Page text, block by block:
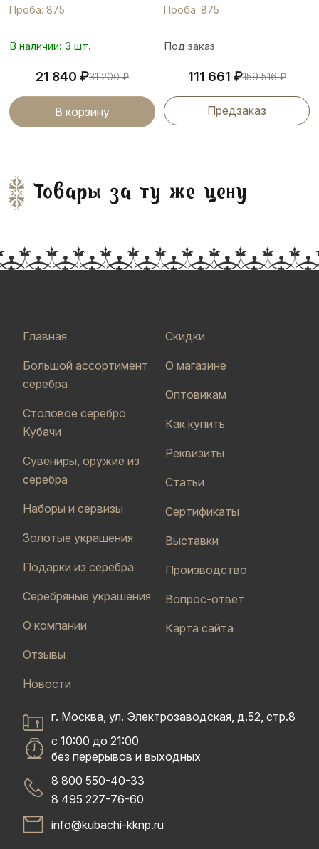
Проба: 875
В наличии: 3 шт.
21 840 ₽31 200₽
В корзину
Проба: 875
Под заказ
111 661 ₽159 516₽
Предзаказ
Товары за ту же цену
Главная
Большой ассортимент
серебра
Столовое серебро
Кубачи
Сувениры, оружие из
серебра
Наборы и сервизы
Золотые украшения
Подарки из серебра
Серебряные украшения
О компании
Отзывы
Новости
Скидки
О магазине
Оптовикам
Как купить
Реквизиты
Статьи
Сертификаты
Выставки
Производство
Вопрос-ответ
Карта сайта
г. Москва, ул. Электрозаводская, д.52, стр.8
с 10:00 до 21:00
без перерывов и выходных
8 800 550-40-33
8 495 227-76-60
info@kubachi-kknp.ru